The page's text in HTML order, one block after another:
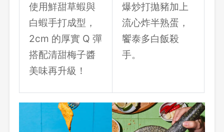
使用鮮甜草蝦與
白蝦手打成型，
2cm 的厚實 Q 彈
搭配清甜梅子醬
美味再升級！
爆炒打拋豬加上
流心炸半熟蛋，
饗泰多白飯殺
手。
先不要 確認